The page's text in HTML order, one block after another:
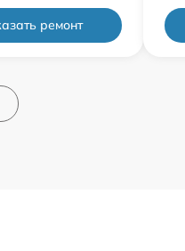
ремонт